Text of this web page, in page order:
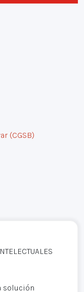
(CGSB)
solución